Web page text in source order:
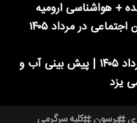
همسان سازی حقوق بازنشستگان تامین اجتماعی در مرداد ۱۴۰۵
وضعیت هوای فردا یزد پنجشنبه ۱۵ مرداد ۱۴۰۵ | پیش بینی آب و
پرسون کلبه سرگرمی